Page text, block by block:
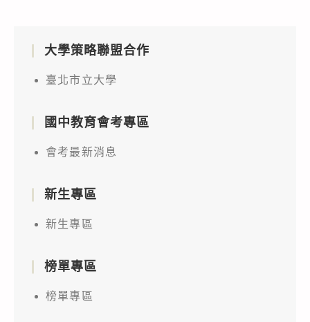
大學策略聯盟合作
臺北市立大學
國中教育會考專區
會考最新消息
新生專區
新生專區
榜單專區
榜單專區